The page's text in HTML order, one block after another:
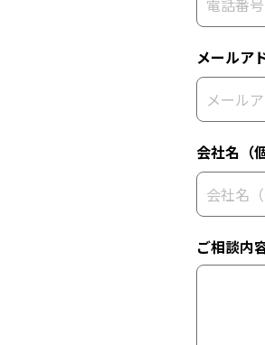
メールア
会社名（
ご相談内